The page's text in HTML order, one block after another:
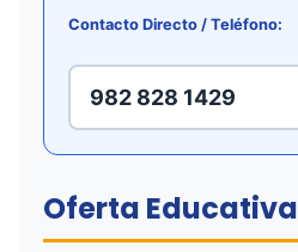
Contacto Directo / Teléfono:
982 828 1429
Oferta Educativa